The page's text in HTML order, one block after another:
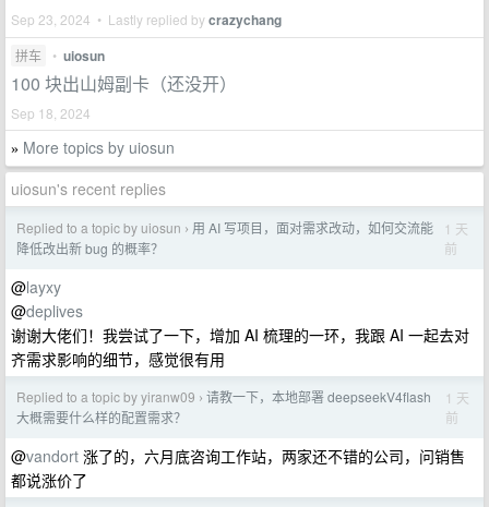
Sep 23, 2024 • Lastly replied bycrazychang
拼车 • uiosun
100 块出山姆副卡（还没开）
Sep 18, 2024
» More topics by uiosun
uiosun's recent replies
Replied to a topic by uiosun › 用 AI 写项目，面对需求改动，如何交流能
降低改出新 bug 的概率？
1 天
前
@layxy
@deplives
谢谢大佬们！我尝试了一下，增加 AI 梳理的一环，我跟 AI 一起去对
齐需求影响的细节，感觉很有用
Replied to a topic by yiranw09 › 请教一下，本地部署 deepseekV4flash
大概需要什么样的配置需求？
1 天
前
@vandort 涨了的，六月底咨询工作站，两家还不错的公司，问销售
都说涨价了